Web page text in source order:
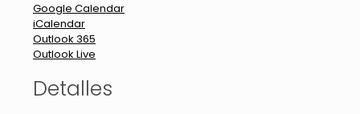
Google Calendar
iCalendar
Outlook 365
Outlook Live
Detalles